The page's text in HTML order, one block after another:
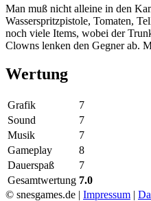
Man muß nicht alleine in den
Wasserspritzpistole, Tomaten,
noch viele Items, wobei der
Clowns lenken den Gegner ab.
Wertung
Grafik
7
Sound
7
Musik
7
Gameplay
8
Dauerspaß
7
Gesamtwertung 7.0
© snesgames.de | Impressum |